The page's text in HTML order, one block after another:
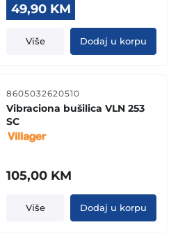
Original
price
was:
49,90 KM
price
is:
49,90 KM.
Više Dodaj u korpu
8605032620510
Vibraciona bušilica VLN 253
SC
105,00 KM
Više Dodaj u korpu